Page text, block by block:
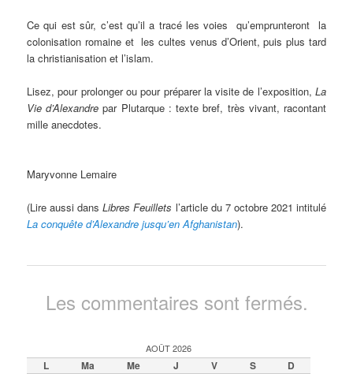
Ce qui est sûr, c’est qu’il a tracé les voies qu’emprunteront la
colonisation romaine et les cultes venus d’Orient, puis plus tard
la christianisation et l’islam.
Lisez, pour prolonger ou pour préparer la visite de l’exposition, La
Vie d’Alexandre par Plutarque : texte bref, très vivant, racontant
mille anecdotes.
Maryvonne Lemaire
(Lire aussi dansLibres Feuillets l’article du 7 octobre 2021 intitulé
La conquête d’Alexandre jusqu’en Afghanistan).
Les commentaires sont fermés.
AOÛT 2026
L Ma Me J V S D